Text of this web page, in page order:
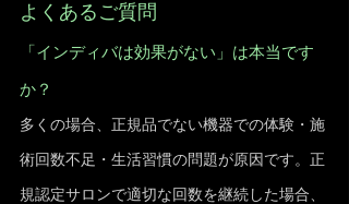
よくあるご質問
「インディバは効果がない」は本当です
か？
多くの場合、正規品でない機器での体験・施
術回数不足・生活習慣の問題が原因です。正
規認定サロンで適切な回数を継続した場合、